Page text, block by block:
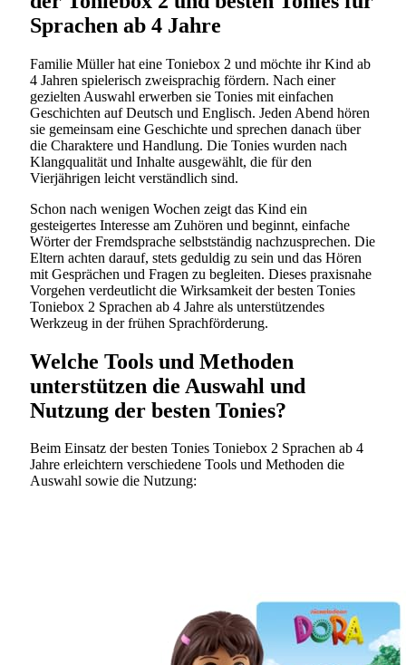
Sprachen ab 4 Jahre
Familie Müller hat eine Toniebox 2 und möchte ihr Kind ab
4 Jahren spielerisch zweisprachig fördern. Nach einer
gezielten Auswahl erwerben sie Tonies mit einfachen
Geschichten auf Deutsch und Englisch. Jeden Abend hören
sie gemeinsam eine Geschichte und sprechen danach über
die Charaktere und Handlung. Die Tonies wurden nach
Klangqualität und Inhalte ausgewählt, die für den
Vierjährigen leicht verständlich sind.
Schon nach wenigen Wochen zeigt das Kind ein
gesteigertes Interesse am Zuhören und beginnt, einfache
Wörter der Fremdsprache selbstständig nachzusprechen. Die
Eltern achten darauf, stets geduldig zu sein und das Hören
mit Gesprächen und Fragen zu begleiten. Dieses praxisnahe
Vorgehen verdeutlicht die Wirksamkeit der besten Tonies
Toniebox 2 Sprachen ab 4 Jahre als unterstützendes
Werkzeug in der frühen Sprachförderung.
Welche Tools und Methoden
unterstützen die Auswahl und
Nutzung der besten Tonies?
Beim Einsatz der besten Tonies Toniebox 2 Sprachen ab 4
Jahre erleichtern verschiedene Tools und Methoden die
Auswahl sowie die Nutzung: